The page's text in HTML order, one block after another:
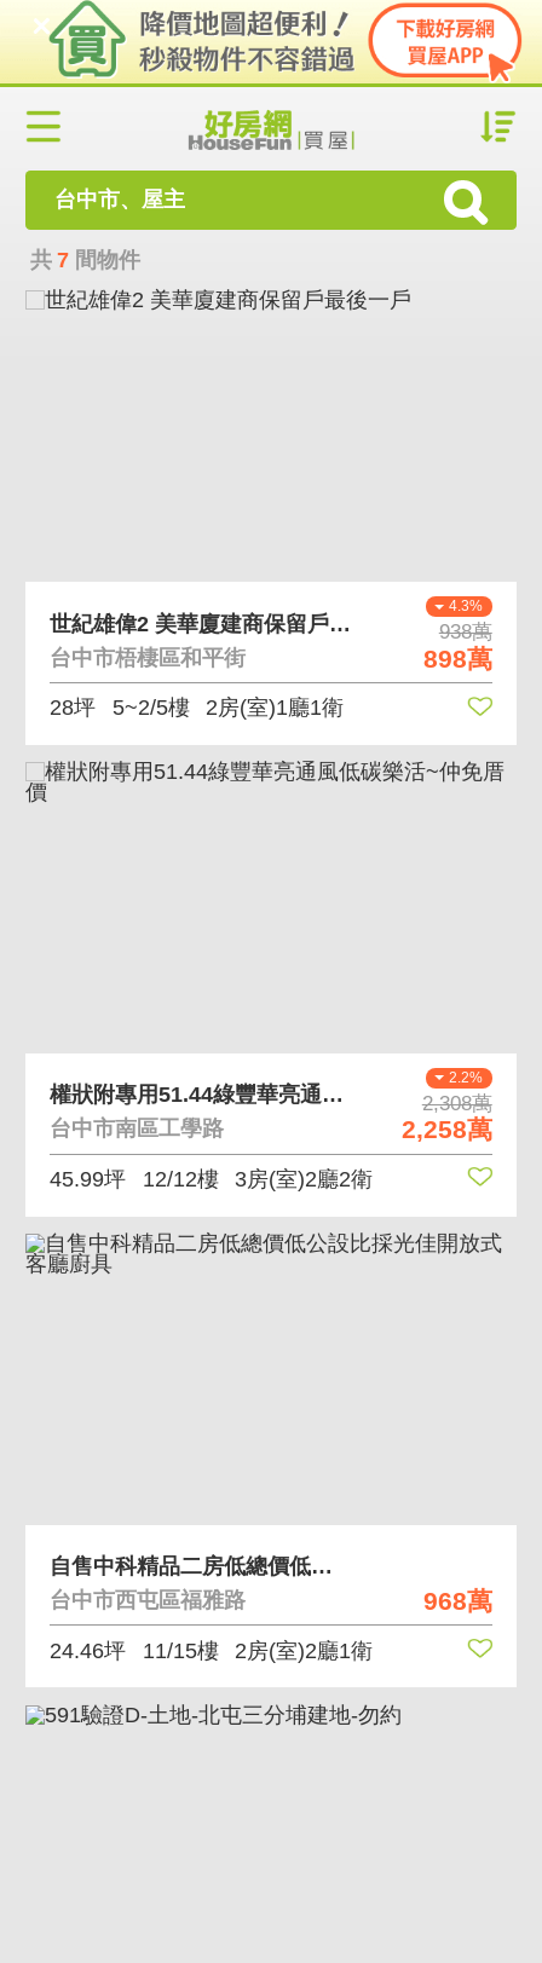
台中市、屋主
共 7 間物件
4.3%
938萬
898萬
世紀雄偉2 美華廈建商保留戶最後一戶
台中市梧棲區和平街
28坪 5~2/5樓 2房(室)1廳1衛
2.2%
2,308萬
2,258萬
權狀附專用51.44綠豐華亮通風低碳樂活~仲免厝價
台中市南區工學路
45.99坪 12/12樓 3房(室)2廳2衛
968萬
自售中科精品二房低總價低公設比採光佳開放式客廳廚具
台中市西屯區福雅路
24.46坪 11/15樓 2房(室)2廳1衛